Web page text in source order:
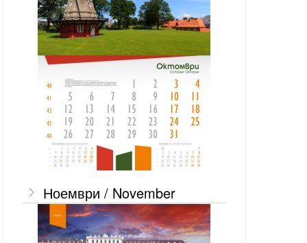
Ноември / November